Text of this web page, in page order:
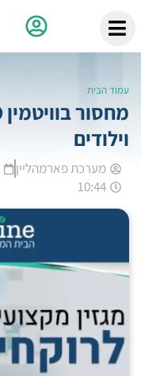
עמוד הבית
וילודים
מערכת פארמהליין
10:44